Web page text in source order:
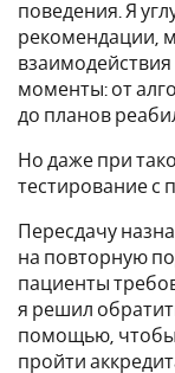
поведения. Я
рекомендации,
моменты: от
до планов
Но даже при
тестирование с
Пересдачу
на повторную
пациенты
я решил
помощью, чтобы
пройти